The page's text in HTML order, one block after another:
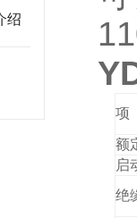
绍
额
启
绝